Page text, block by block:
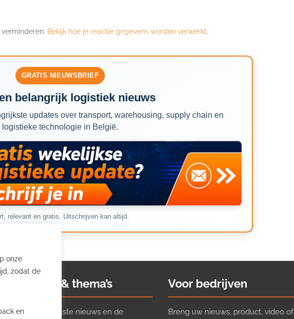
onze
zodat de
en
Bekijk hoe je reactie gegevens worden verwerkt.
GRATIS NIEUWSBRIEF
belangrijk logistiek nieuws
updates over transport, warehousing, supply chain en
logistieke technologie in België.
relevant en gratis. Uitschrijven kan altijd.
Nieuws & thema’s
Volg het laatste nieuws en de
Voor bedrijven
Breng uw nieuws, product, video of